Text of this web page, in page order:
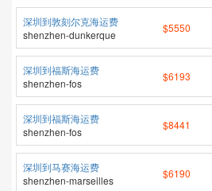
深圳到敦刻尔克海运费
shenzhen-dunkerque
$5550
深圳到福斯海运费
shenzhen-fos
$6193
深圳到福斯海运费
shenzhen-fos
$8441
深圳到马赛海运费
shenzhen-marseilles
$6190